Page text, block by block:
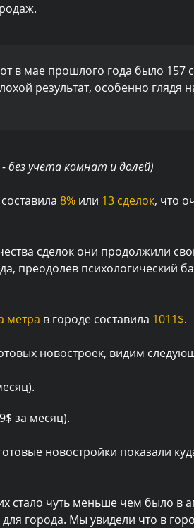
в мае прошлого года было 157
результат, особенно глядя
без учета комнат и долей)
8% или 13 сделок, что
сделок они продолжили
преодолев психологический
метра в городе составила 1011$.
новостроек, видим
за месяц).
новостройки показали
стало чуть меньше чем было в
города. Мы увидели что в